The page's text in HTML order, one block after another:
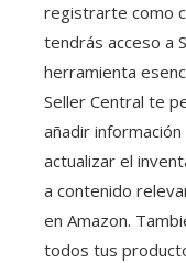
registrarte como
tendrás acceso a
herramienta
Seller Central te
añadir
actualizar el
a contenido
en Amazon.
todos tus